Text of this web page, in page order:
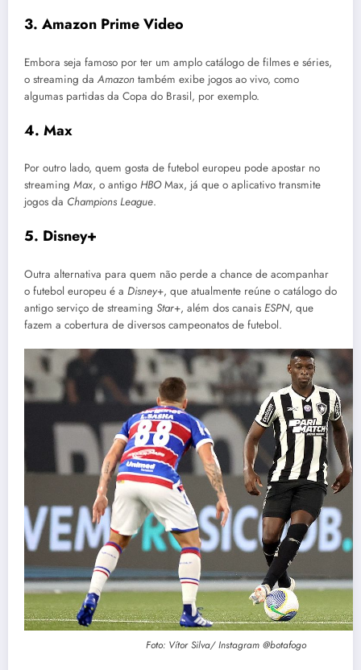
3. Amazon Prime Video
Embora seja famoso por ter um amplo catálogo de filmes e séries,
o streaming da Amazon também exibe jogos ao vivo, como
algumas partidas da Copa do Brasil, por exemplo.
4. Max
Por outro lado, quem gosta de futebol europeu pode apostar no
streaming Max, o antigo HBOMax, já que o aplicativo transmite
jogos da Champions League.
5. Disney+
Outra alternativa para quem não perde a chance de acompanhar
o futebol europeu é a Disney+, que atualmente reúne o catálogo do
antigo serviço de streaming Star+, além dos canais ESPN, que
fazem a cobertura de diversos campeonatos de futebol.
Foto: Vítor Silva/ Instagram @botafogo